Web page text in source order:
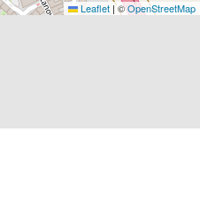
Leaflet |©OpenStreetMap